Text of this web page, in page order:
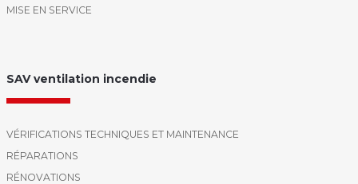
MISE EN SERVICE
SAV ventilation incendie
VÉRIFICATIONS TECHNIQUES ET MAINTENANCE
RÉPARATIONS
RÉNOVATIONS